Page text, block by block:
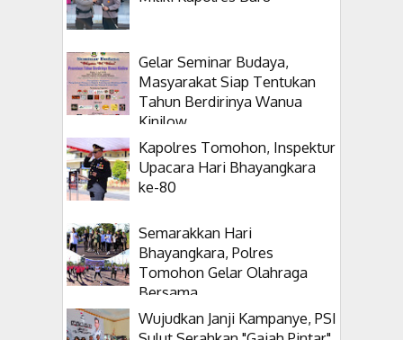
Gelar Seminar Budaya,
Masyarakat Siap Tentukan
Tahun Berdirinya Wanua
Kinilow
Kapolres Tomohon, Inspektur
Upacara Hari Bhayangkara
ke-80
Semarakkan Hari
Bhayangkara, Polres
Tomohon Gelar Olahraga
Bersama
Wujudkan Janji Kampanye, PSI